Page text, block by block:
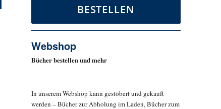
BESTELLEN
Webshop
Bücher bestellen und mehr
In unserem Webshop kann gestöbert und gekauft
werden – Bücher zur Abholung im Laden, Bücher zum